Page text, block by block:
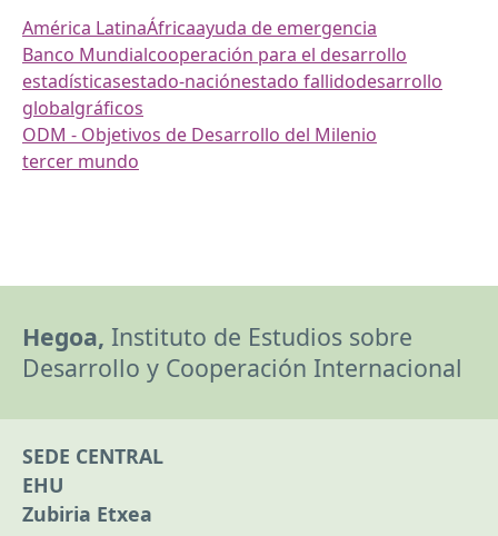
América LatinaÁfricaayuda de emergencia
Banco Mundialcooperación para el desarrollo
estadísticasestado-naciónestado fallidodesarrollo
globalgráficos
ODM - Objetivos de Desarrollo del Milenio
tercer mundo
Hegoa, Instituto de Estudios sobre
Desarrollo y Cooperación Internacional
SEDE CENTRAL
EHU
Zubiria Etxea